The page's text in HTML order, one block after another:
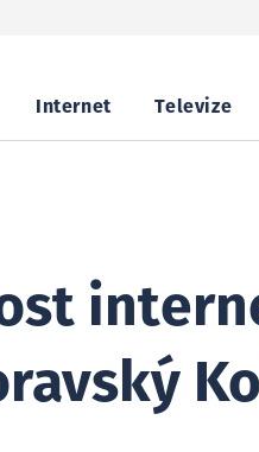
Internet Televize